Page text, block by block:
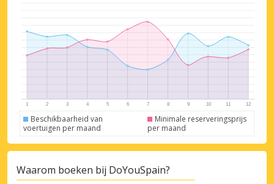
Topbesparingen
Krijg toegang tot exclusieve
Beschikbaarheid van
voertuigen per maand
Minimale reserveringsprijs
per maand
Waarom boeken bij DoYouSpain?